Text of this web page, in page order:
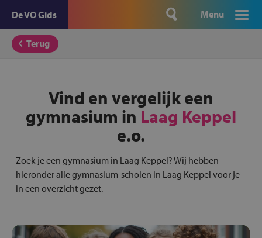
De VO Gids Menu
Terug
Vind en vergelijk een
gymnasium in Laag Keppel
e.o.
Zoek je een gymnasium in Laag Keppel? Wij hebben
hieronder alle gymnasium-scholen in Laag Keppel voor je
in een overzicht gezet.